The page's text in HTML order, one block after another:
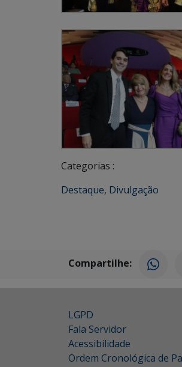
Categorias :
Destaque, Divulgação
Compartilhe:
LGPD
Fala Servidor
Acessibilidade
Ordem Cronológica de